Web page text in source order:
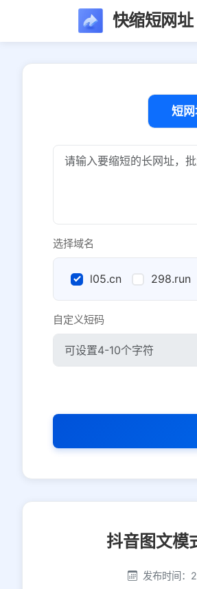
快缩短网址
短
选择域名
l05.cn 298.run
自定义短码
社交平台 电商
选择防红平台类型，避免链接被
抖音图文模
发布时间